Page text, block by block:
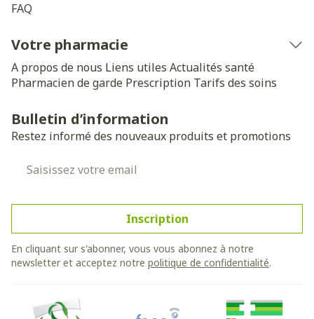
FAQ
Votre pharmacie
A propos de nous Liens utiles Actualités santé
Pharmacien de garde Prescription Tarifs des soins
Bulletin d’information
Restez informé des nouveaux produits et promotions
Inscription
En cliquant sur s'abonner, vous vous abonnez à notre
newsletter et acceptez notre politique de confidentialité.